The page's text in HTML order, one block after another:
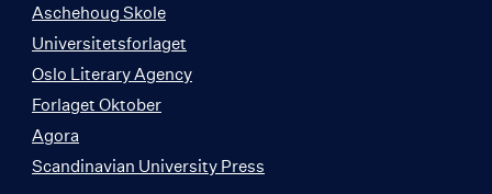
Aschehoug Skole
Universitetsforlaget
Oslo Literary Agency
Forlaget Oktober
Agora
Scandinavian University Press